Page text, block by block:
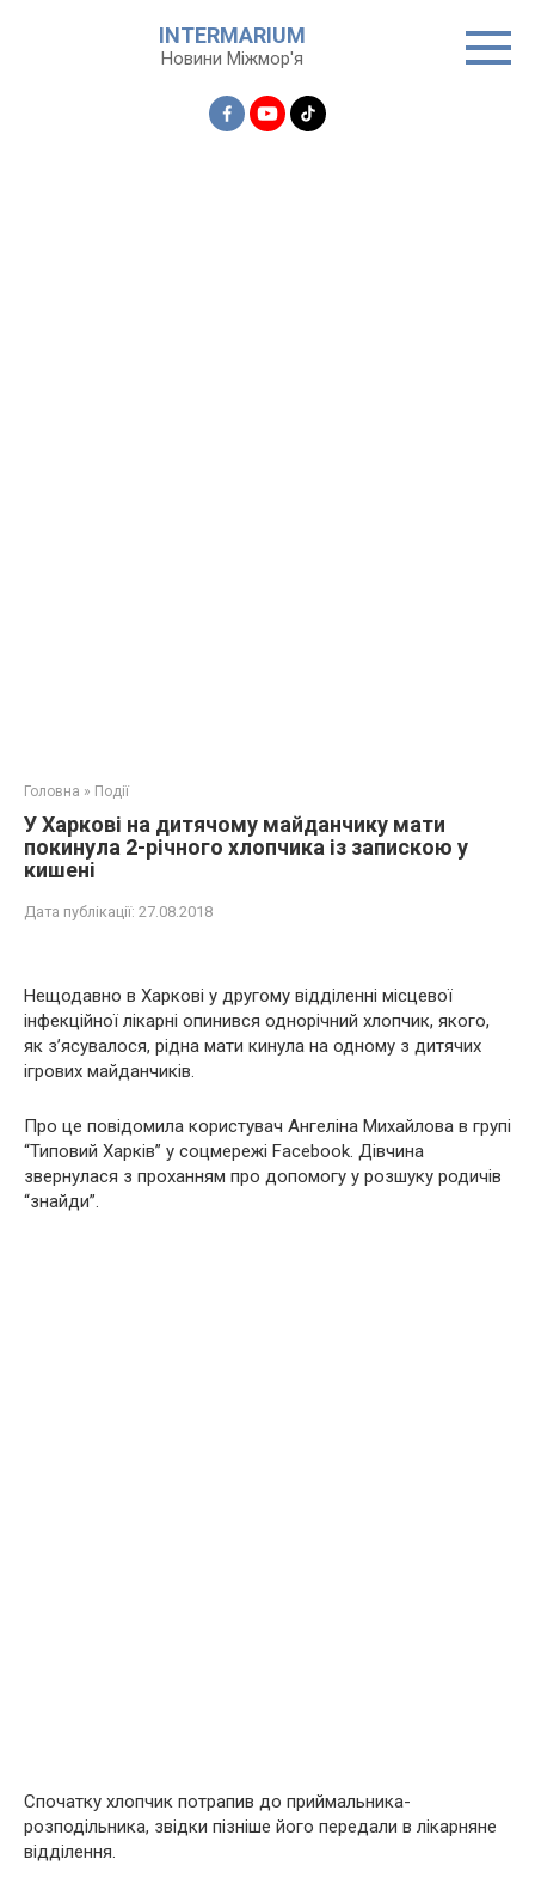
INTERMARIUM
Новини Міжмор'я
Головна » Події
У Харкові на дитячому майданчику мати
покинула 2-річного хлопчика із запискою у
кишені
Дата публікації: 27.08.2018
Нещодавно в Харкові у другому відділенні місцевої
інфекційної лікарні опинився однорічний хлопчик, якого,
як з’ясувалося, рідна мати кинула на одному з дитячих
ігрових майданчиків.
Про це повідомила користувач Ангеліна Михайлова в групі
“Типовий Харків” у соцмережі Facebook. Дівчина
звернулася з проханням про допомогу у розшуку родичів
“знайди”.
Спочатку хлопчик потрапив до приймальника-
розподільника, звідки пізніше його передали в лікарняне
відділення.